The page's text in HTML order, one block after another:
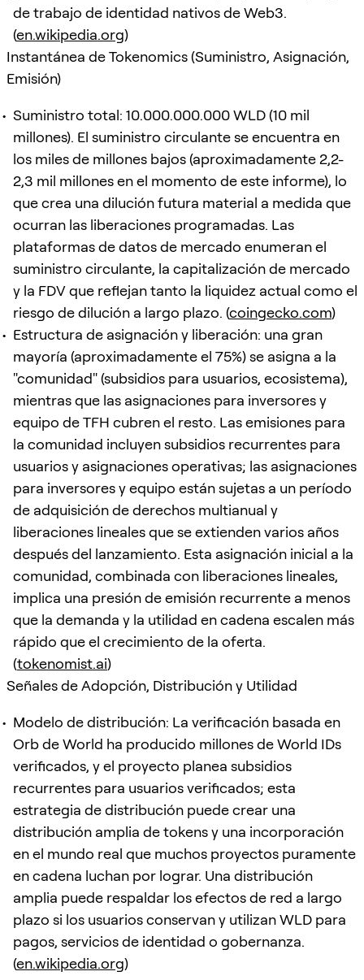
de trabajo de identidad nativos de Web3.
(en.wikipedia.org)
Instantánea de Tokenomics (Suministro, Asignación,
Emisión)
Suministro total: 10.000.000.000 WLD (10 mil
millones). El suministro circulante se encuentra en
los miles de millones bajos (aproximadamente 2,2-
2,3 mil millones en el momento de este informe), lo
que crea una dilución futura material a medida que
ocurran las liberaciones programadas. Las
plataformas de datos de mercado enumeran el
suministro circulante, la capitalización de mercado
y la FDV que reflejan tanto la liquidez actual como el
riesgo de dilución a largo plazo. (coingecko.com)
Estructura de asignación y liberación: una gran
mayoría (aproximadamente el 75%) se asigna a la
"comunidad" (subsidios para usuarios, ecosistema),
mientras que las asignaciones para inversores y
equipo de TFH cubren el resto. Las emisiones para
la comunidad incluyen subsidios recurrentes para
usuarios y asignaciones operativas; las asignaciones
para inversores y equipo están sujetas a un período
de adquisición de derechos multianual y
liberaciones lineales que se extienden varios años
después del lanzamiento. Esta asignación inicial a la
comunidad, combinada con liberaciones lineales,
implica una presión de emisión recurrente a menos
que la demanda y la utilidad en cadena escalen más
rápido que el crecimiento de la oferta.
(tokenomist.ai)
Señales de Adopción, Distribución y Utilidad
Modelo de distribución: La verificación basada en
Orb de World ha producido millones de World IDs
verificados, y el proyecto planea subsidios
recurrentes para usuarios verificados; esta
estrategia de distribución puede crear una
distribución amplia de tokens y una incorporación
en el mundo real que muchos proyectos puramente
en cadena luchan por lograr. Una distribución
amplia puede respaldar los efectos de red a largo
plazo si los usuarios conservan y utilizan WLD para
pagos, servicios de identidad o gobernanza.
(en.wikipedia.org)